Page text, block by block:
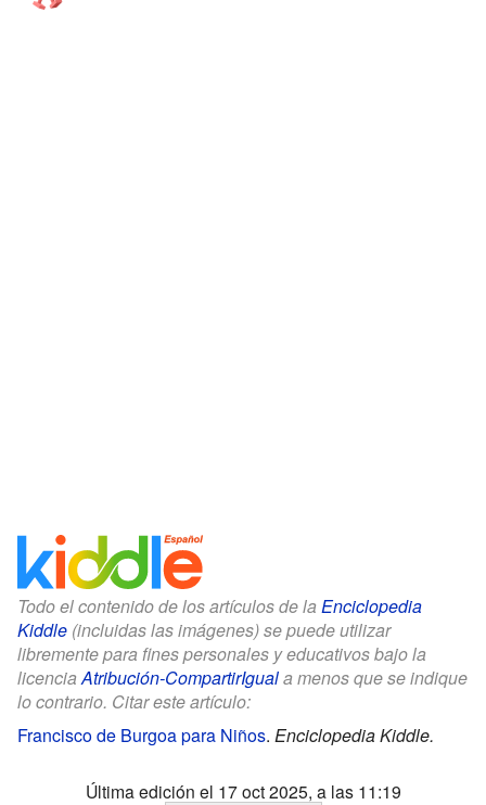
Todo el contenido de los artículos de la Enciclopedia
Kiddle (incluidas las imágenes) se puede utilizar
libremente para fines personales y educativos bajo la
licencia Atribución-CompartirIguala menos que se indique
lo contrario. Citar este artículo:
Francisco de Burgoa para Niños. Enciclopedia Kiddle.
Última edición el 17 oct 2025, a las 11:19